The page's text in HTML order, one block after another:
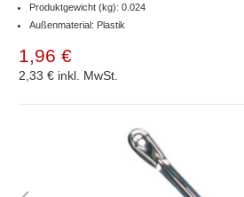
Produktgewicht (kg): 0.024
Außenmaterial: Plastik
1,96 €
2,33 € inkl. MwSt.